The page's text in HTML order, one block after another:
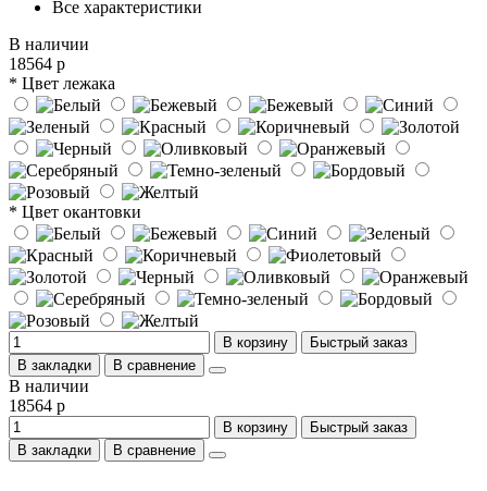
Все характеристики
В наличии
18564 р
* Цвет лежака
* Цвет окантовки
В корзину
Быстрый заказ
В закладки
В сравнение
В наличии
18564 р
В корзину
Быстрый заказ
В закладки
В сравнение